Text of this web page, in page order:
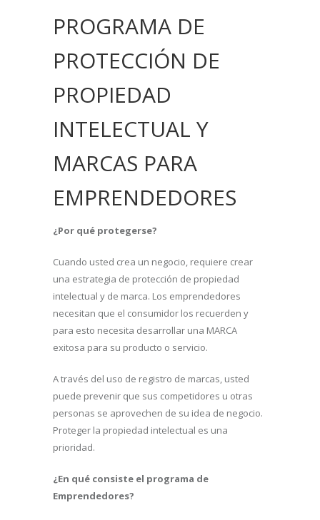
PROGRAMA DE
PROTECCIÓN DE
PROPIEDAD
INTELECTUAL Y
MARCAS PARA
EMPRENDEDORES
¿Por qué protegerse?
Cuando usted crea un negocio, requiere crear
una estrategia de protección de propiedad
intelectual y de marca. Los emprendedores
necesitan que el consumidor los recuerden y
para esto necesita desarrollar una MARCA
exitosa para su producto o servicio.
A través del uso de registro de marcas, usted
puede prevenir que sus competidores u otras
personas se aprovechen de su idea de negocio.
Proteger la propiedad intelectual es una
prioridad.
¿En qué consiste el programa de
Emprendedores?